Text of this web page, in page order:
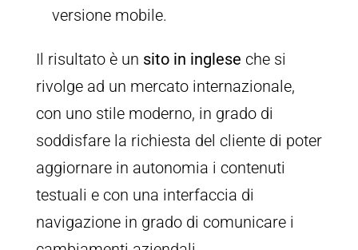
versione mobile.
Il risultato è un sito in inglese che si
rivolge ad un mercato internazionale,
con uno stile moderno, in grado di
soddisfare la richiesta del cliente di poter
aggiornare in autonomia i contenuti
testuali e con una interfaccia di
navigazione in grado di comunicare i